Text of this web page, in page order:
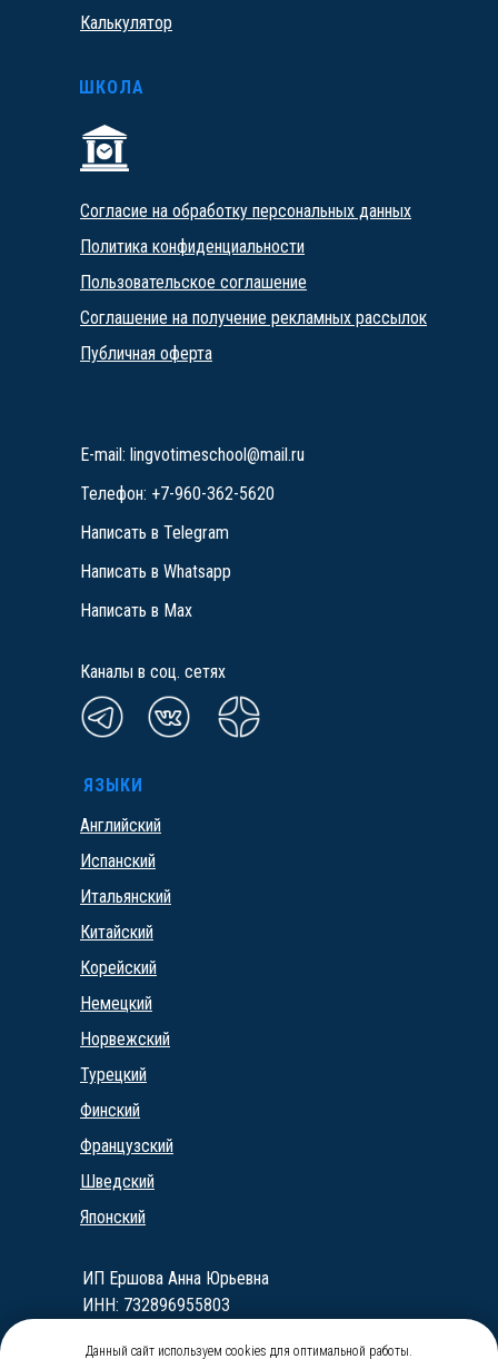
Написать в Max
Написать в Whatsapp
Написать в Telegram
Телефон: +7-960-362-5620
Каналы в соц. сетях
E-mail: lingvotimeschool@mail.ru
ШКОЛА
ЯЗЫКИ
Английский
Испанский
Итальянский
Китайский
Корейский
Немецкий
Норвежский
Турецкий
Финский
Французский
Шведский
Японский
Согласие на обработку персональных данных
Политика конфиденциальности
Пользовательское соглашение
Соглашение на получение рекламных рассылок
Публичная оферта
Калькулятор
ИП Ершова Анна Юрьевна
ИНН: 732896955803
Данный сайт используем cookies для оптимальной работы.